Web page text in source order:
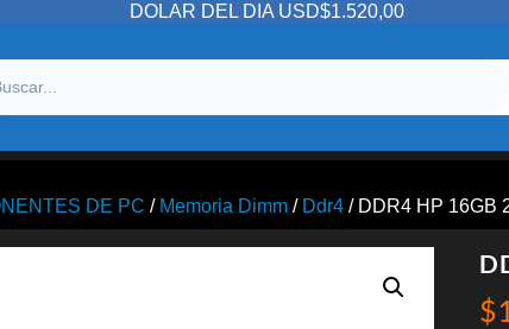
DOLAR DEL DIA USD$1.520,00
DE PC / Memoria Dimm / Ddr4 / DDR4 HP 16GB
$